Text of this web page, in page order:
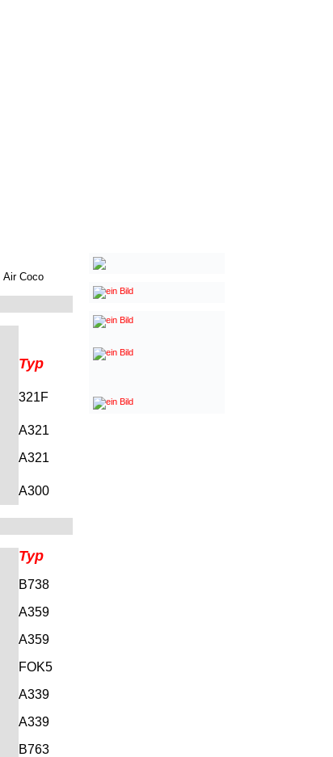
Air Coco
Typ
321F
A321
A321
A300
Typ
B738
A359
A359
FOK5
A339
A339
B763